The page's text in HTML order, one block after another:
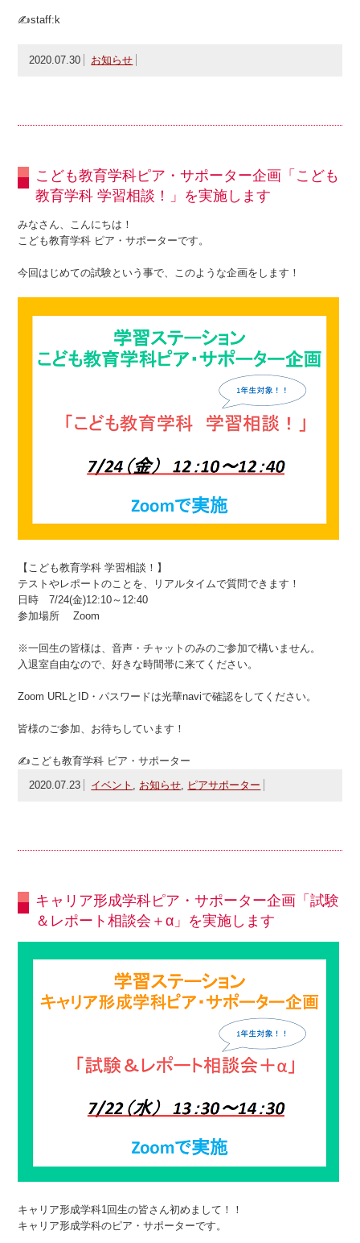
✍staff:k
2020.07.30 お知らせ
こども教育学科ピア・サポーター企画「こども
教育学科 学習相談！」を実施します
みなさん、こんにちは！
こども教育学科 ピア・サポーターです。
今回はじめての試験という事で、このような企画をします！
【こども教育学科 学習相談！】
テストやレポートのことを、リアルタイムで質問できます！
日時 7/24(金)12:10～12:40
参加場所 Zoom
※一回生の皆様は、音声・チャットのみのご参加で構いません。
入退室自由なので、好きな時間帯に来てください。
Zoom URLとID・パスワードは光華naviで確認をしてください。
皆様のご参加、お待ちしています！
✍こども教育学科 ピア・サポーター
2020.07.23
イベント , お知らせ, ピアサポーター
キャリア形成学科ピア・サポーター企画「試験
＆レポート相談会＋α」を実施します
キャリア形成学科1回生の皆さん初めまして！！
キャリア形成学科のピア・サポーターです。